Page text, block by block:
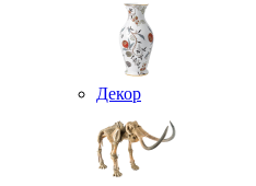
Декор